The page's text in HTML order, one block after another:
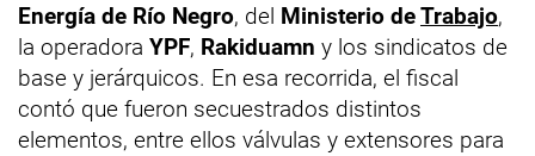
Energía de Río Negro, del Ministerio deTrabajo,
la operadora YPF, Rakiduamn y los sindicatos de
base y jerárquicos. En esa recorrida, el fiscal
contó que fueron secuestrados distintos
elementos, entre ellos válvulas y extensores para